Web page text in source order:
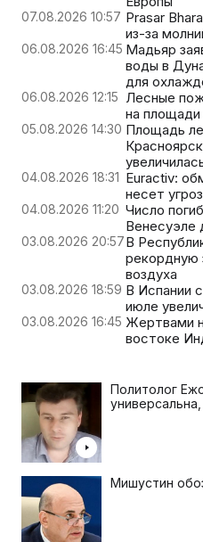
07.08.2026 10:57 Prasar
из-за
06.08.2026 16:45 Мадьяр
воды в
для
06.08.2026 12:15 Лесные
на площади
05.08.2026 14:30 Площадь
04.08.2026 18:31 Euractiv:
несет
04.08.2026 11:20 Число
Венесуэле
03.08.2026 20:57В
рекордную
воздуха
03.08.2026 18:59 В Испании
июле
03.08.2026 16:45 Жертвами
востоке
Политолог
Мишустин